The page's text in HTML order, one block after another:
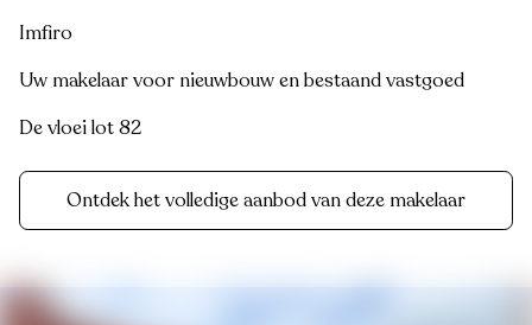
Imfiro
Uw makelaar voor nieuwbouw en bestaand vastgoed
De vloei lot 82
Ontdek het volledige aanbod van deze makelaar